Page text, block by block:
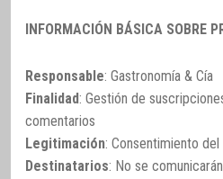
INFORMACIÓN BÁSICA SOBRE
Responsable: Gastronomía & Cía
Finalidad: Gestión de
comentarios
Legitimación: Consentimiento
Destinatarios: No se